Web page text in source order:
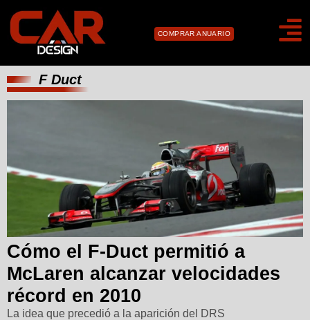
COMPRAR ANUARIO
F Duct
Cómo el F-Duct permitió a
McLaren alcanzar velocidades
récord en 2010
La idea que precedió a la aparición del DRS